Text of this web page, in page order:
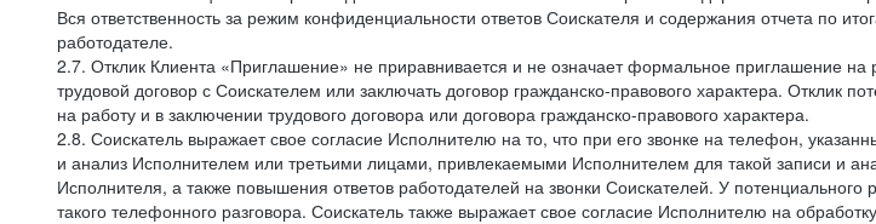
Вся ответственность за режим конфиденциальности ответов Соискателя и содержания отчета по
работодателе.
2.7. Отклик Клиента «Приглашение» не приравнивается и не означает формальное приглашение на
трудовой договор с Соискателем или заключать договор гражданско-правового характера. Отклик
на работу и в заключении трудового договора или договора гражданско-правового характера.
2.8. Соискатель выражает свое согласие Исполнителю на то, что при его звонке на телефон,
и анализ Исполнителем или третьими лицами, привлекаемыми Исполнителем для такой записи и
Исполнителя, а также повышения ответов работодателей на звонки Соискателей. У
такого телефонного разговора. Соискатель также выражает свое согласие Исполнителю на